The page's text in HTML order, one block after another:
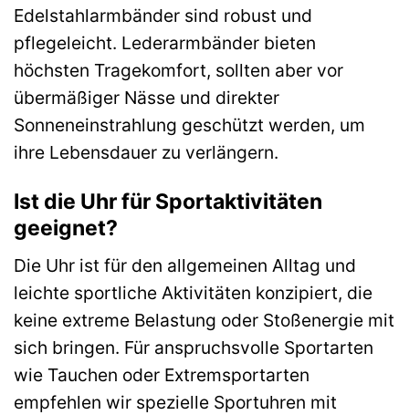
Edelstahlarmbänder sind robust und
pflegeleicht. Lederarmbänder bieten
höchsten Tragekomfort, sollten aber vor
übermäßiger Nässe und direkter
Sonneneinstrahlung geschützt werden, um
ihre Lebensdauer zu verlängern.
Ist die Uhr für Sportaktivitäten
geeignet?
Die Uhr ist für den allgemeinen Alltag und
leichte sportliche Aktivitäten konzipiert, die
keine extreme Belastung oder Stoßenergie mit
sich bringen. Für anspruchsvolle Sportarten
wie Tauchen oder Extremsportarten
empfehlen wir spezielle Sportuhren mit